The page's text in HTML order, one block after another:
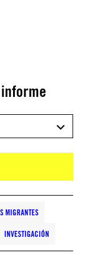
MIGRANTES
INVESTIGACIÓN